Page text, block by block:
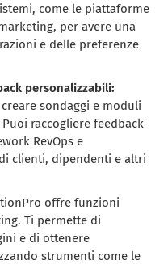
come le piattaforme
per avere una
e delle preferenze
personalizzabili:
sondaggi e moduli
raccogliere feedback
RevOps e
clienti, dipendenti e altri
offre funzioni
Ti permette di
e di ottenere
strumenti come le